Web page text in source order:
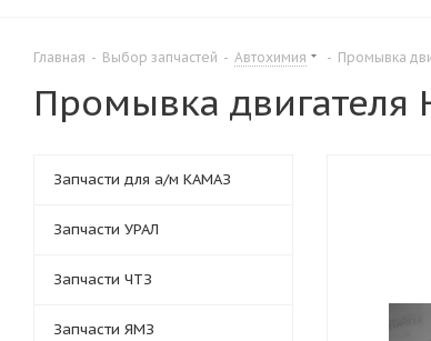
Главная - Выбор запчастей - Автохимия - Промывка
Промывка двигателя
Запчасти для а/м КАМАЗ
Запчасти УРАЛ
Запчасти ЧТЗ
Запчасти ЯМЗ